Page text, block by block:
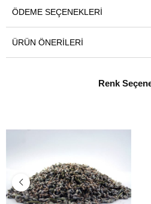
ÖDEME SEÇENEKLERI
ÜRÜN ÖNERILERI
Renk